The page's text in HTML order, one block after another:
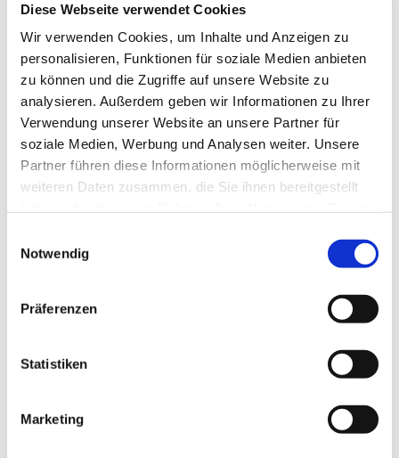
Diese Webseite verwendet Cookies
Wir verwenden Cookies, um Inhalte und Anzeigen zu
personalisieren, Funktionen für soziale Medien anbieten
zu können und die Zugriffe auf unsere Website zu
analysieren. Außerdem geben wir Informationen zu Ihrer
Verwendung unserer Website an unsere Partner für
soziale Medien, Werbung und Analysen weiter. Unsere
Partner führen diese Informationen möglicherweise mit
weiteren Daten zusammen, die Sie ihnen bereitgestellt
Notwendig
Präferenzen
Statistiken
Marketing